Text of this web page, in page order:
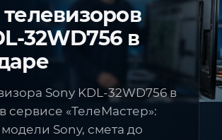
32WD756 в
Sony KDL-32WD756 в
сервисе «ТелеМастер»:
Sony, смета до